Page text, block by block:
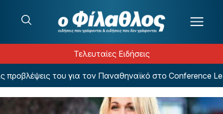
Τελευταίες Ειδήσεις
του για τον Παναθηναϊκό στο Conference